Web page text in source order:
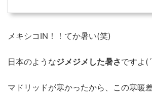
メキシコIN！！てか暑い(笑)
日本のようなジメジメした暑さですよ
マドリッドが寒かったから、この寒暖